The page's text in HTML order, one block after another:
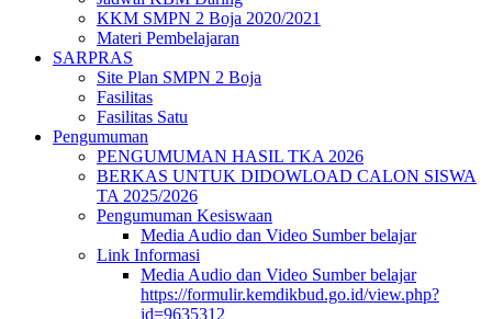
KKM SMPN 2 Boja 2020/2021
Materi Pembelajaran
SARPRAS
Site Plan SMPN 2 Boja
Fasilitas
Fasilitas Satu
Pengumuman
PENGUMUMAN HASIL TKA 2026
BERKAS UNTUK DIDOWLOAD CALON SISWA
TA 2025/2026
Pengumuman Kesiswaan
Media Audio dan Video Sumber belajar
Link Informasi
Media Audio dan Video Sumber belajar
https://formulir.kemdikbud.go.id/view.php?
id=9635312